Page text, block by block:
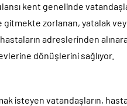
kent genelinde
gitmekte zorlanan, yatalak
adreslerinden
dönüşlerini sağlıyor.
isteyen vatandaşların,